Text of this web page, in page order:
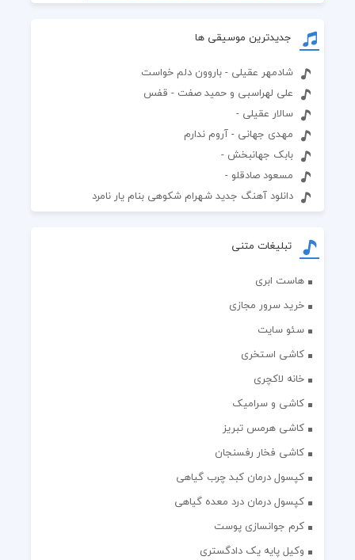
جدیدترین موسیقی ها
شادمهر عقیلی - باروون دلم خواست
علی لهراسبی و حمید صفت - قفس
سالار عقیلی -
مهدی جهانی - آروم ندارم
بابک جهانبخش -
مسعود صادقلو -
دانلود آهنگ جدید شهرام شکوهی بنام یار نامرد
تبلیغات متنی
هاست ابری
خرید سرور مجازی
سئو سایت
کاشی استخری
خانه لاکچری
کاشی و سرامیک
کاشی هرمس تبریز
کاشی فخار رفسنجان
کپسول درمان کبد چرب گیاهی
کپسول درمان درد معده گیاهی
کرم جوانسازی پوست
وکیل پایه یک دادگستری